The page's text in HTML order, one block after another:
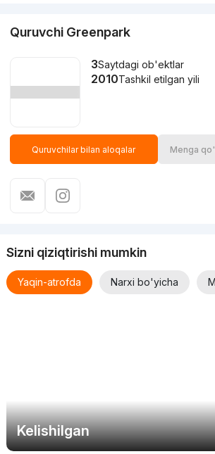
Quruvchi Greenpark
3Saytdagi ob'ektlar
2010Tashkil etilgan yili
Quruvchilar bilan aloqalar Menga
Sizni qiziqtirishi mumkin
Yaqin-atrofda Narxi bo'yicha
Kelishilgan